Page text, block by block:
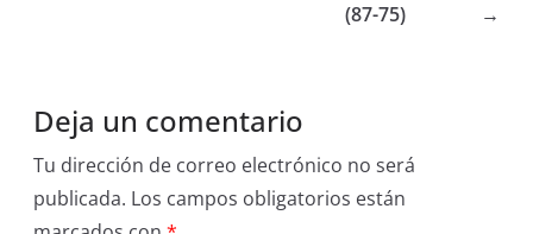
(87-75)
→
Deja un comentario
Tu dirección de correo electrónico no será
publicada. Los campos obligatorios están